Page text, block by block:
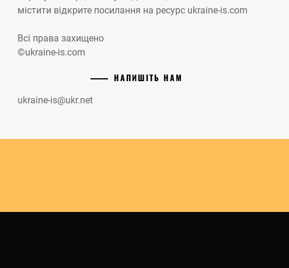
містити відкрите посилання на ресурс ukraine-is.com
Всі права захищено
©ukraine-is.com
НАПИШІТЬ НАМ
ukraine-is@ukr.net